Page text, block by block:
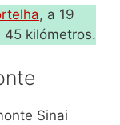
, a 19
45 kilómetros.
Sinai